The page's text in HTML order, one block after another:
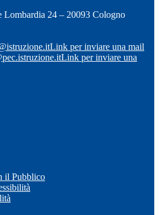
Lombardia 24 – 20093 Cologno
Link per inviare una mail
Link per inviare una
il Pubblico